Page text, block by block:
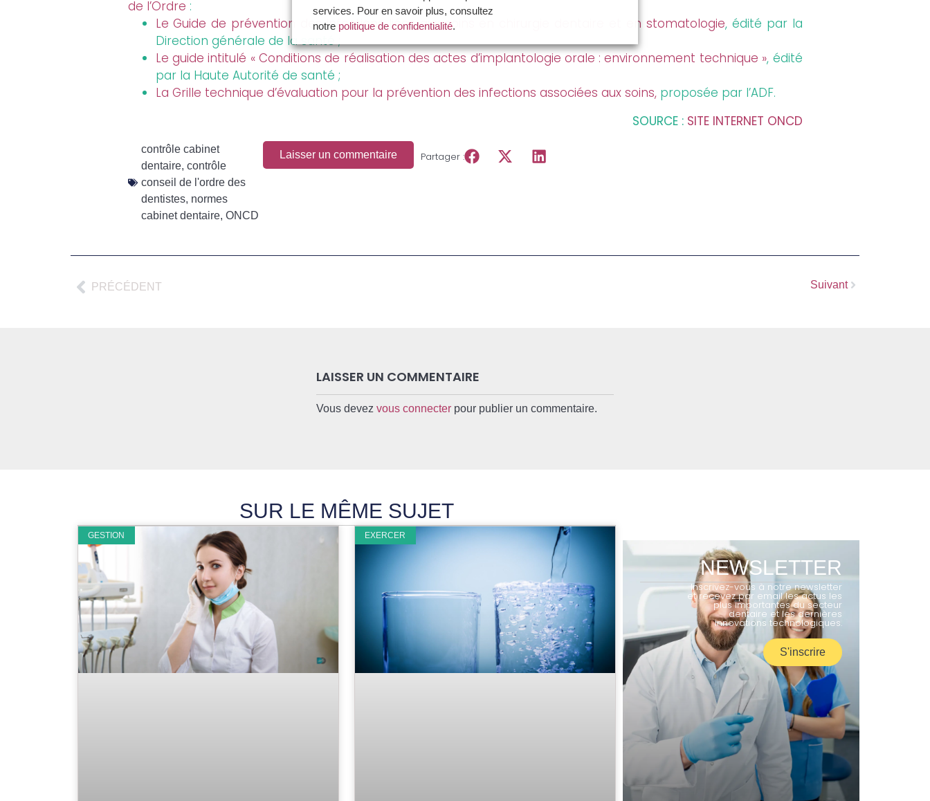
de l’Ordre :
Le Guide de prévention des infections liées aux soins en chirurgie dentaire et en stomatologie, édité par la
Direction générale de la santé ;
Le guide intitulé « Conditions de réalisation des actes d’implantologie orale : environnement technique », édité
par la Haute Autorité de santé ;
La Grille technique d’évaluation pour la prévention des infections associées aux soins,proposée par l’ADF.
SOURCE : SITE INTERNET ONCD
contrôle cabinet
dentaire, contrôle
conseil de l'ordre des
dentistes, normes
cabinet dentaire, ONCD
Laisser un commentaire Partager :
PRÉCÉDENT Suivant
LAISSER UN COMMENTAIRE
Vous devez vous connecterpour publier un commentaire.
SUR LE MÊME SUJET
GESTION EXERCER
NEWSLETTER
Inscrivez-vous à notre newsletter
et recevez par email les actus les
plus importantes du secteur
dentaire et les dernières
innovations technologiques.
S'inscrire
services. Pour en savoir plus, consultez
notre politique de confidentialité.
Vous avez la possibilité de :
- Accepter la politique de confidentialité de
Dynamique Dentaire et ses partenaires en
cliquant sur le bouton "Je certifie être un
- Paramétrer vos choix pour accepter les
cookies ou non en cliquant sur le bouton "Je